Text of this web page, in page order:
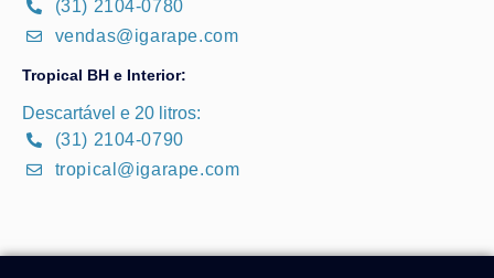
(31) 2104-0780
vendas@igarape.com
Tropical BH e Interior:
Descartável e 20 litros:
(31) 2104-0790
tropical@igarape.com